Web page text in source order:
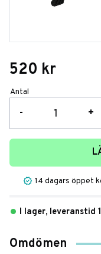
520 kr
Antal
+
-
14 dagars öppet
I lager, leveranstid
Omdömen